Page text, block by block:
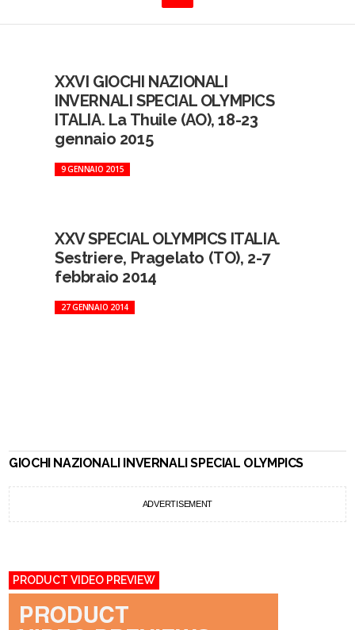
XXVI GIOCHI NAZIONALI
INVERNALI SPECIAL OLYMPICS
ITALIA. La Thuile (AO), 18-23
gennaio 2015
9 GENNAIO 2015
XXV SPECIAL OLYMPICS ITALIA.
Sestriere, Pragelato (TO), 2-7
febbraio 2014
27 GENNAIO 2014
GIOCHI NAZIONALI INVERNALI SPECIAL OLYMPICS
ADVERTISEMENT
PRODUCT VIDEO PREVIEW